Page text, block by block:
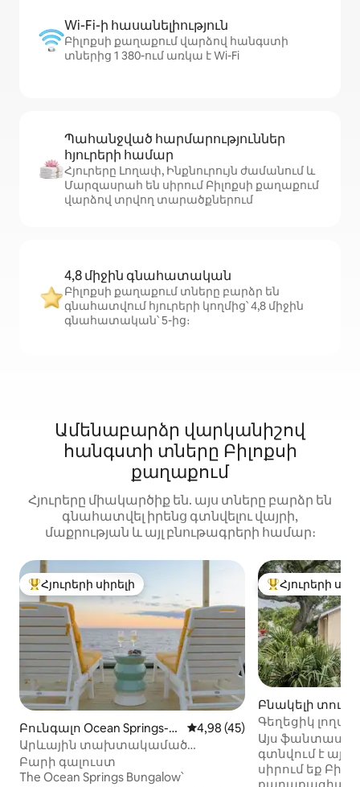
Wi-Fi-ի հասանելիություն
Բիլոքսի քաղաքում վարձով հանգստի
տներից 1 380-ում առկա է Wi-Fi
Պահանջված հարմարություններ
հյուրերի համար
Հյուրերը Լողափ, Ինքնուրույն ժամանում և
Մարզասրահ են սիրում Բիլոքսի քաղաքում
վարձով տրվող տարածքներում
4,8 միջին գնահատական
Բիլոքսի քաղաքում տները բարձր են
գնահատվում հյուրերի կողմից՝ 4,8 միջին
գնահատական՝ 5-ից։
Ամենաբարձր վարկանիշով
հանգստի տները Բիլոքսի
քաղաքում
Հյուրերը միակարծիք են. այս տները բարձր են
գնահատվել իրենց գտնվելու վայրի,
մաքրության և այլ բնութագրերի համար։
Հյուրերի սիրելի լավագույն տները
Հյուրերի սիրելի
Բունգալո Ocean Springs-ո
ւմ
Միջին վարկանիշը՝ 5-ից
4,98 (45)
Արևային տախտակամած
օվկիանոսի ափին, ջակուզի,
աստղադիտում, խարույկատեղ
Բարի գալուստ
The Ocean Springs Bungalow՝
Հյուրերի
Հյուրերի
Բնակելի տուն
Գեղեցիկ
տարածքում
Այս
գտնվում է այն
սիրում եք